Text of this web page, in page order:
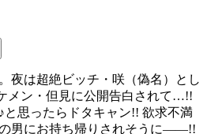
夜は超絶ビッチ・咲（偽名）とし
メン・但見に公開告白されて…!!
思ったらドタキャン!! 欲求不満
男にお持ち帰りされそうに――!!